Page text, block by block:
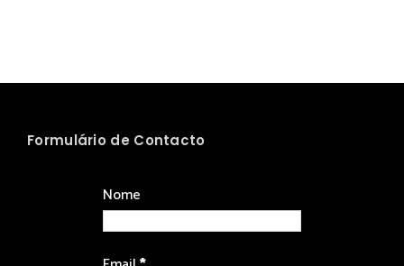
Formulário de Contacto
Nome